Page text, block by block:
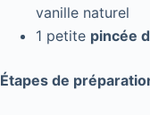
vanille naturel
1 petite pincée
Étapes de